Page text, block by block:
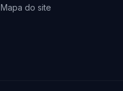
Mapa do site